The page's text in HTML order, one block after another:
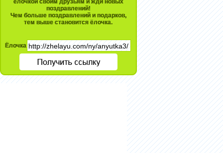
ёлочкой своим друзьям и жди новых
поздравлений!
Чем больше поздравлений и подарков,
тем выше становится ёлочка.
Ёлочка